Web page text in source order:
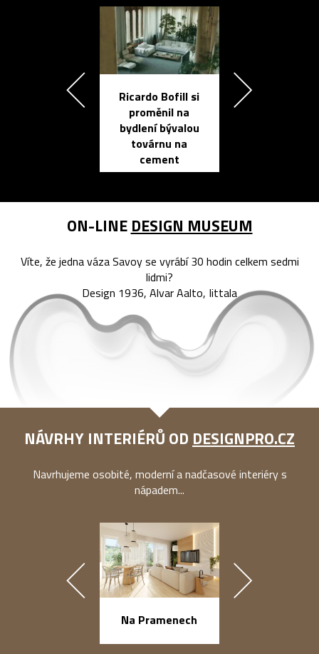
Ricardo Bofill si
proměnil na
bydlení bývalou
továrnu na
cement
ON-LINE DESIGN MUSEUM
Víte, že jedna váza Savoy se vyrábí 30 hodin celkem sedmi
lidmi?
Design 1936, Alvar Aalto, Iittala
NÁVRHY INTERIÉRŮ OD DESIGNPRO.CZ
Navrhujeme osobité, moderní a nadčasové interiéry s
nápadem...
Na Pramenech